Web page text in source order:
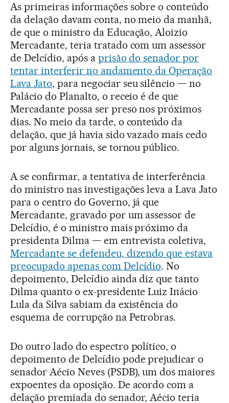
As primeiras informações sobre o conteúdo
da delação davam conta, no meio da manhã,
de que o ministro da Educação, Aloizio
Mercadante, teria tratado com um assessor
de Delcídio, após a prisão do senador por
tentar interferir no andamento da Operação
Lava Jato, para negociar seu silêncio — no
Palácio do Planalto, o receio é de que
Mercadante possa ser preso nos próximos
dias. No meio da tarde, o conteúdo da
delação, que já havia sido vazado mais cedo
por alguns jornais, se tornou público.
A se confirmar, a tentativa de interferência
do ministro nas investigações leva a Lava Jato
para o centro do Governo, já que
Mercadante, gravado por um assessor de
Delcídio, é o ministro mais próximo da
presidenta Dilma — em entrevista coletiva,
Mercadante se defendeu, dizendo que estava
preocupado apenas com Delcídio. No
depoimento, Delcídio ainda diz que tanto
Dilma quanto o ex-presidente Luiz Inácio
Lula da Silva sabiam da existência do
esquema de corrupção na Petrobras.
Do outro lado do espectro político, o
depoimento de Delcídio pode prejudicar o
senador Aécio Neves (PSDB), um dos maiores
expoentes da oposição. De acordo com a
delação premiada do senador, Aécio teria